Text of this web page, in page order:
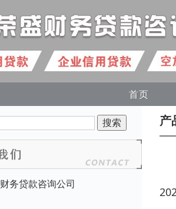
首页
务贷款咨询公司
产